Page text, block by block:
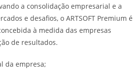
a consolidação empresarial e a
e desafios, o ARTSOFT Premium é
à medida das empresas
de resultados.
da empresa;